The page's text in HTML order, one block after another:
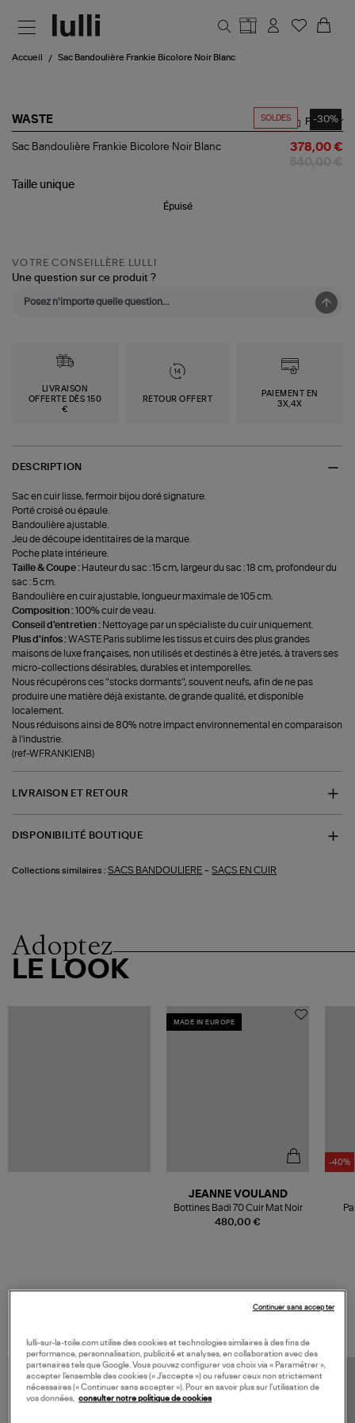
Accueil Sac Bandoulière Frankie Bicolore Noir Blanc
SOLDES -30%
WASTE
Sac
Bicolore
Partager
Sac Bandoulière Frankie Bicolore Noir Blanc 378,00 €
Taille unique
Épuisé
VOTRE CONSEILLÈRE LULLI
Une question sur ce produit ?
LIVRAISON
OFFERTE DÈS 150
€
RETOUR OFFERT
PAIEMENT EN
3X,4X
DESCRIPTION
Sac en cuir lisse, fermoir bijou doré signature.
Porté croisé ou épaule.
Bandoulière ajustable.
Jeu de découpe identitaires de la marque.
Poche plate intérieure.
Taille & Coupe : Hauteur du sac : 15 cm, largeur du sac : 18 cm, profondeur du
sac : 5 cm.
Bandoulière en cuir ajustable, longueur maximale de 105 cm.
Composition :100% cuir de veau.
Conseil d'entretien : Nettoyage par un spécialiste du cuir uniquement.
Plus d'infos :WASTE Paris sublime les tissus et cuirs des plus grandes
maisons de luxe françaises, non utilisés et destinés à être jetés, à travers ses
micro-collections désirables, durables et intemporelles.
Nous récupérons ces "stocks dormants", souvent neufs, afin de ne pas
produire une matière déjà existante, de grande qualité, et disponible
localement.
Nous réduisons ainsi de 80% notre impact environnemental en comparaison
à l'industrie.
(ref-WFRANKIENB)
LIVRAISON ET RETOUR
DISPONIBILITÉ BOUTIQUE
Collections similaires : SACS BANDOULIERE -SACS EN CUIR
Adoptez
LE LOOK
MADE IN EUROPE
480,00 €
JEANNE VOULAND
Bottines Badi 70 Cuir Mat Noir
-40%
lulli-sur-la-toile.com utilise des cookies et technologies similaires à des fins de
performance, personnalisation, publicité et analyses, en collaboration avec des
partenaires tels que Google. Vous pouvez configurer vos choix via « Paramétrer »,
accepter l’ensemble des cookies (« J’accepte ») ou refuser ceux non strictement
nécessaires (« Continuer sans accepter »). Pour en savoir plus sur l’utilisation de
vos données, consulter notre politique de cookies
Continuer sans accepter